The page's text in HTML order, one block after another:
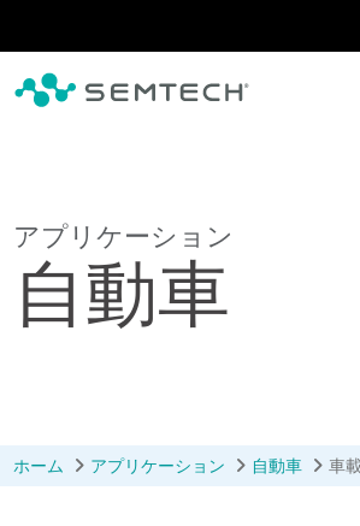
アプリケーション
自動車
ホーム アプリケーション 自動車 車